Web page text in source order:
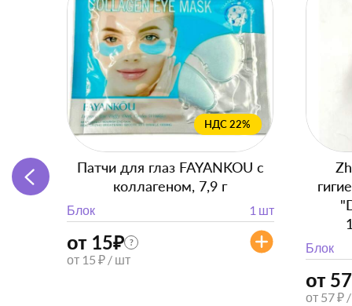
НДС 22%
Патчи для глаз FAYANKOU с
коллагеном, 7,9 г
Блок 1 шт
от 15₽ ?
от 15 ₽ / шт
Блок
от 57
от 57 ₽